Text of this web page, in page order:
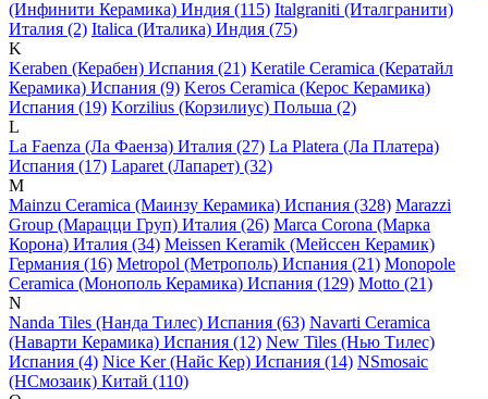
(Инфинити Керамика) Индия (115) Italgraniti (Италгранити)
Италия (2) Italica (Италика) Индия (75)
K
Keraben (Керабен) Испания (21) Keratile Ceramica (Кератайл
Керамика) Испания (9) Keros Ceramica (Керос Керамика)
Испания (19) Korzilius (Корзилиус) Польша (2)
L
La Faenza (Ла Фаенза) Италия (27) La Platera (Ла Платера)
Испания (17) Laparet (Лапарет) (32)
M
Mainzu Ceramica (Маинзу Керамика) Испания (328) Marazzi
Group (Марацци Груп) Италия (26) Marca Corona (Марка
Корона) Италия (34) Meissen Keramik (Мейсcен Керамик)
Германия (16) Metropol (Метрополь) Испания (21) Monopole
Ceramica (Монополь Керамика) Испания (129) Motto (21)
N
Nanda Tiles (Нанда Тилес) Испания (63) Navarti Ceramica
(Наварти Керамика) Испания (12) New Tiles (Нью Тилес)
Испания (4) Nice Ker (Найс Кер) Испания (14) NSmosaic
(НСмозаик) Китай (110)